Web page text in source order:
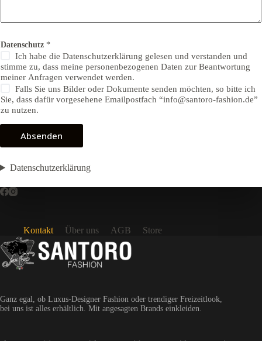
Datenschutz *
Ich habe die Datenschutzerklärung gelesen und verstanden und
stimme zu, dass meine personenbezogenen Daten zur Beantwortung
meiner Anfragen verwendet werden.
Falls Sie uns Bilder oder Dokumente senden möchten, so bitte ich
Sie, dass dafür vorgesehene Emailpostfach “info@santoro-fashion.de”
zu nutzen.
Absenden
Datenschutzerklärung
Kontakt Über uns AGB Store
Ganz egal, ob Luxus-Designer Fashion oder trendiger Freizeitlook,
bei uns ist alles erhältlich. Mit angesagten Brands einkleiden.